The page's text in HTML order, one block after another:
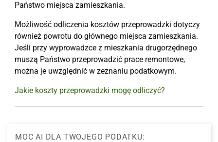
Państwo miejsca zamieszkania.
Możliwość odliczenia kosztów przeprowadzki dotyczy
również powrotu do głównego miejsca zamieszkania.
Jeśli przy wyprowadzce z mieszkania drugorzędnego
muszą Państwo przeprowadzić prace remontowe,
można je uwzględnić w zeznaniu podatkowym.
Jakie koszty przeprowadzki mogę odliczyć?
MOC AI DLA TWOJEGO PODATKU: